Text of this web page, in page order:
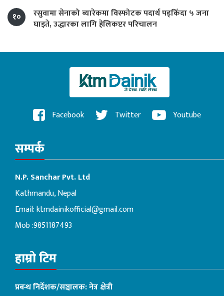
१०
रसुवामा सेनाको ब्यारेकमा विस्फोटक पदार्थ पड्किँदा ५ जना
घाइते, उद्धारका लागि हेलिकप्टर परिचालन
Facebook Twitter Youtube
सम्पर्क
N.P. Sanchar Pvt. Ltd
Kathmandu, Nepal
Email:ktmdainikofficial@gmail.com
Mob :9851187493
हाम्रो टिम
प्रबन्ध निर्देशक/सञ्चालक: नेत्र क्षेत्री